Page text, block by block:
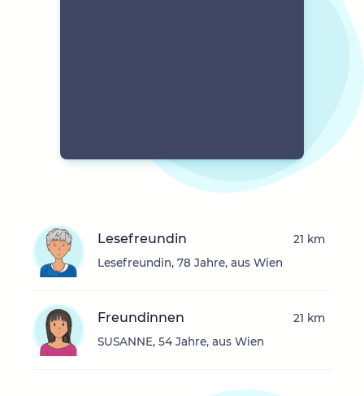
Lesefreundin
Lesefreundin, 78 Jahre, aus Wien
21 km
Freundinnen
SUSANNE, 54 Jahre, aus Wien
21 km